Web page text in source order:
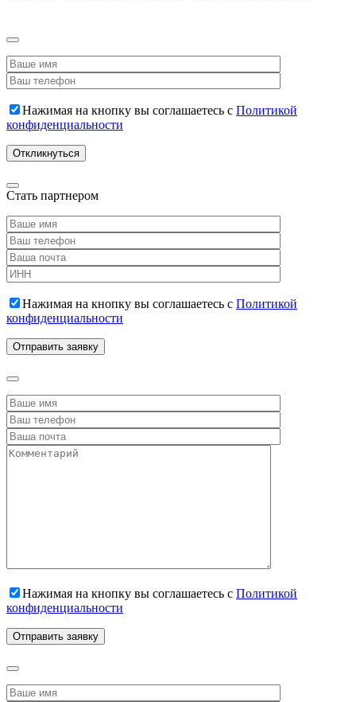
Нажимая на кнопку вы соглашаетесь с Политикой
конфиденциальности
Стать партнером
Нажимая на кнопку вы соглашаетесь с Политикой
конфиденциальности
Нажимая на кнопку вы соглашаетесь с Политикой
конфиденциальности